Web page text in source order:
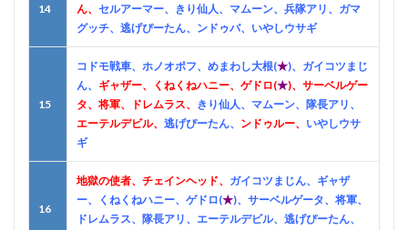
14
ん、 セルアーマー、きり仙人、マムーン、兵隊アリ、ガマ
グッチ、逃げぴーたん、ンドゥバ、いやしウサギ
15
コドモ戦車、ホノオポフ、めまわし大根(★)、ガイコツまじ
ん、 ギャザー、くねくねハニー、ゲドロ(★)、サーベルゲー
タ、将軍、ドレムラス、
きり仙人、マムーン、隊長アリ、
エーテルデビル、 逃げぴーたん、 ンドゥルー、 いやしウサ
ギ
16
地獄の使者、チェインヘッド、 ガイコツまじん、ギャザ
ー、くねくねハニー、ゲドロ(★)、サーベルゲータ、将軍、
ドレムラス、隊長アリ、エーテルデビル、逃げぴーたん、